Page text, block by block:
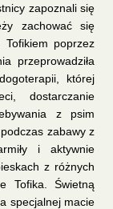
zapoznali się
zachować się
poprzez
przeprowadziła
której
dostarczanie
z psim
zabawy z
i aktywnie
z różnych
Tofika. Świetną
specjalnej macie